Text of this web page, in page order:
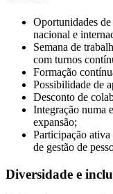
Oportunidades
nacional e
Semana de
com turnos
Formação
Possibilidade de
Desconto de
Integração numa
expansão;
Participação
de gestão de
Diversidade e